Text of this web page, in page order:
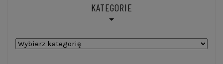
KATEGORIE
Kategorie